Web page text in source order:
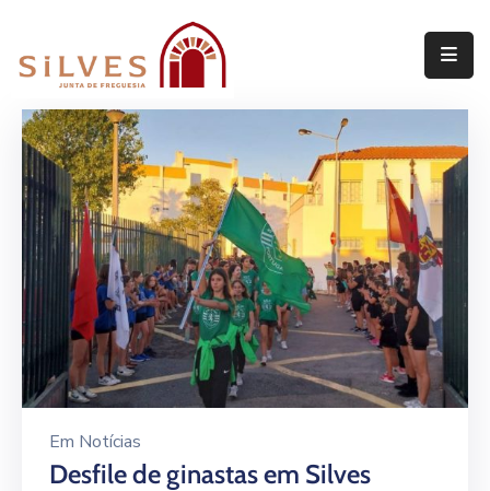
Junta
de
Freguesia
Assembleia
de
Freguesia
Projetos
Em Notícias
Desfile de ginastas em Silves